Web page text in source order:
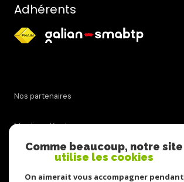
Adhérents
nos partenaires
mentions légales
Comme beaucoup, notre site
utilise les cookies
On aimerait vous accompagner pendant